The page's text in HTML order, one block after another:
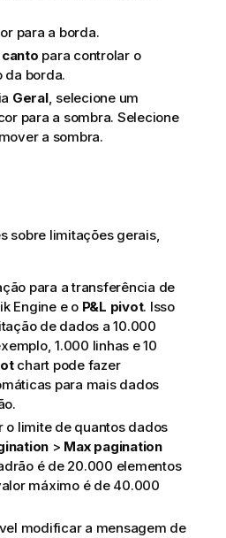
para a borda.
para controlar o
da borda.
Geral, selecione um
para a sombra. Selecione
a sombra.
sobre limitações gerais,
para a transferência de
Engine e o P&L pivot. Isso
de dados a 10.000
1.000 linhas e 10
chart pode fazer
para mais dados
o limite de quantos dados
> Max pagination
é de 20.000 elementos
máximo é de 40.000
modificar a mensagem de